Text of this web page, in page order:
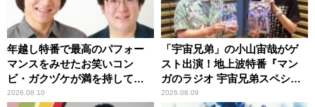
年越し特番で最高のパフォー
マンスをみせたお笑いコン
ビ・ガクヅケが満を持して
『オールナイトニッポン
2026.08.10
「宇宙兄弟」の小山宙哉がゲ
スト出演！地上波特番『マン
ガのラジオ 宇宙兄弟スペシャ
ル 』
2026.08.09